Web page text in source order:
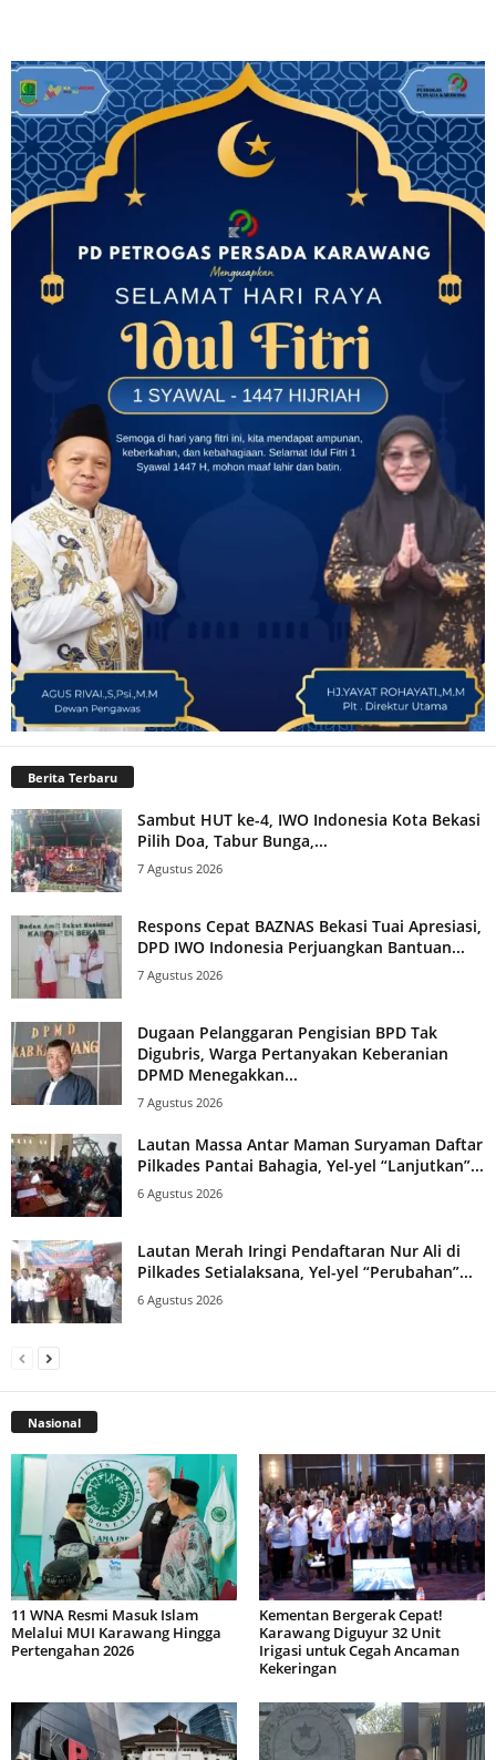
Berita Terbaru
Sambut HUT ke-4, IWO Indonesia Kota Bekasi
Pilih Doa, Tabur Bunga,...
7 Agustus 2026
Respons Cepat BAZNAS Bekasi Tuai Apresiasi,
DPD IWO Indonesia Perjuangkan Bantuan...
7 Agustus 2026
Dugaan Pelanggaran Pengisian BPD Tak
Digubris, Warga Pertanyakan Keberanian
DPMD Menegakkan...
7 Agustus 2026
Lautan Massa Antar Maman Suryaman Daftar
Pilkades Pantai Bahagia, Yel-yel “Lanjutkan”...
6 Agustus 2026
Lautan Merah Iringi Pendaftaran Nur Ali di
Pilkades Setialaksana, Yel-yel “Perubahan”...
6 Agustus 2026
Nasional
11 WNA Resmi Masuk Islam
Melalui MUI Karawang Hingga
Pertengahan 2026
Kementan Bergerak Cepat!
Karawang Diguyur 32 Unit
Irigasi untuk Cegah Ancaman
Kekeringan